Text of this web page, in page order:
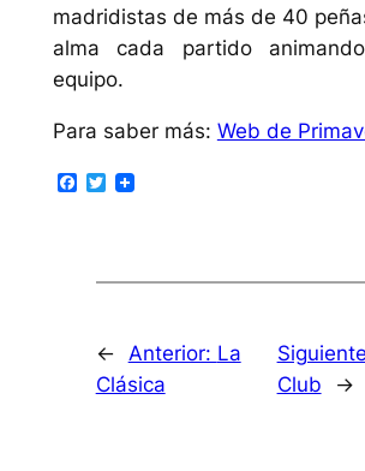
madridistas de más de 40
alma cada partido
equipo.
Para saber más: Web de
Facebook
Twitter
← Anterior: La
Clásica
Club
→